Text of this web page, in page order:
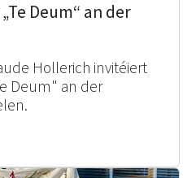
Deum“ an der
Hollerich invitéiert
Deum" an der